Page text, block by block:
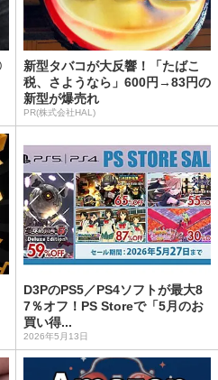
新型タバコが大反響！「たばこ
税、さようなら」600円→83円の
新型が爆売れ
PR(株式会社HAL)
D3PのPS5／PS4ソフトが最大8
7％オフ！PS Storeで「5月のお
買い得...
2026年5月13日